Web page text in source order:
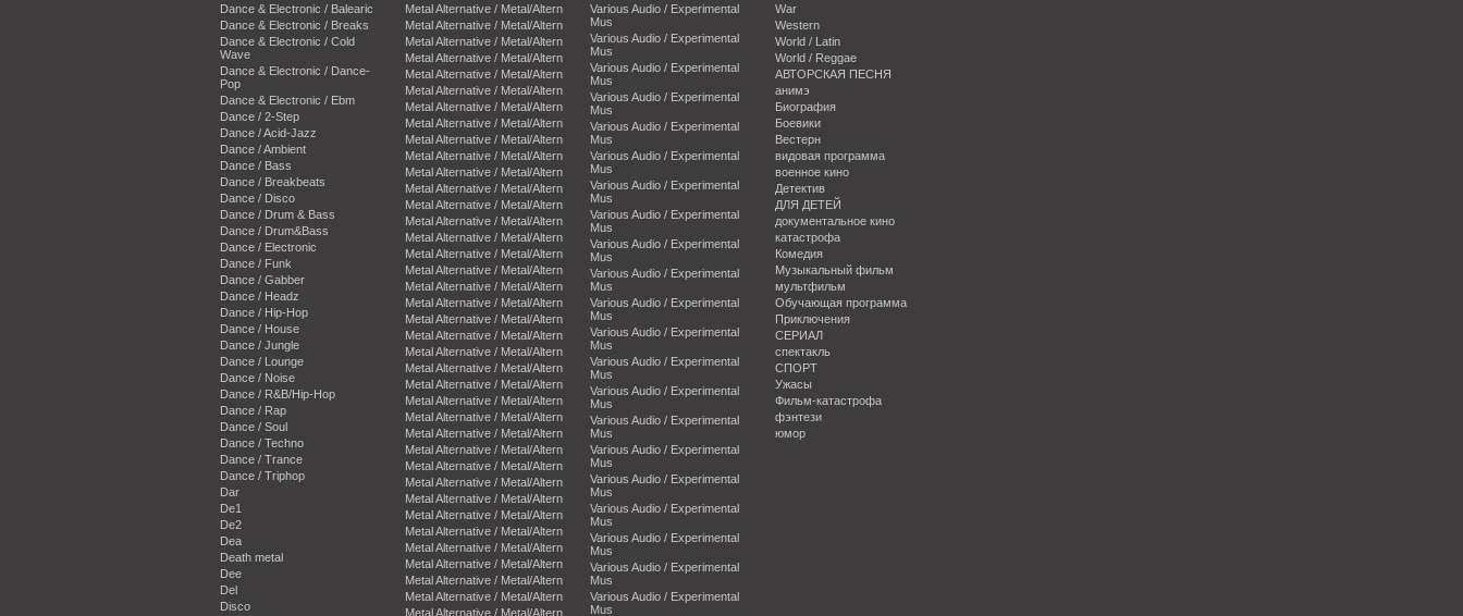
Dance & Electronic / Balearic
Dance & Electronic / Breaks
Dance & Electronic / Cold
Wave
Dance & Electronic / Dance-
Pop
Dance & Electronic / Ebm
Dance / 2-Step
Dance / Acid-Jazz
Dance / Ambient
Dance / Bass
Dance / Breakbeats
Dance / Disco
Dance / Drum & Bass
Dance / Drum&Bass
Dance / Electronic
Dance / Funk
Dance / Gabber
Dance / Headz
Dance / Hip-Hop
Dance / House
Dance / Jungle
Dance / Lounge
Dance / Noise
Dance / R&B/Hip-Hop
Dance / Rap
Dance / Soul
Dance / Techno
Dance / Trance
Dance / Triphop
Dar
De1
De2
Dea
Death metal
Dee
Del
Disco
Metal Alternative / Metal/Altern
Metal Alternative / Metal/Altern
Metal Alternative / Metal/Altern
Metal Alternative / Metal/Altern
Metal Alternative / Metal/Altern
Metal Alternative / Metal/Altern
Metal Alternative / Metal/Altern
Metal Alternative / Metal/Altern
Metal Alternative / Metal/Altern
Metal Alternative / Metal/Altern
Metal Alternative / Metal/Altern
Metal Alternative / Metal/Altern
Metal Alternative / Metal/Altern
Metal Alternative / Metal/Altern
Metal Alternative / Metal/Altern
Metal Alternative / Metal/Altern
Metal Alternative / Metal/Altern
Metal Alternative / Metal/Altern
Metal Alternative / Metal/Altern
Metal Alternative / Metal/Altern
Metal Alternative / Metal/Altern
Metal Alternative / Metal/Altern
Metal Alternative / Metal/Altern
Metal Alternative / Metal/Altern
Metal Alternative / Metal/Altern
Metal Alternative / Metal/Altern
Metal Alternative / Metal/Altern
Metal Alternative / Metal/Altern
Metal Alternative / Metal/Altern
Metal Alternative / Metal/Altern
Metal Alternative / Metal/Altern
Metal Alternative / Metal/Altern
Metal Alternative / Metal/Altern
Metal Alternative / Metal/Altern
Metal Alternative / Metal/Altern
Metal Alternative / Metal/Altern
Metal Alternative / Metal/Altern
Metal Alternative / Metal/Altern
Various Audio / Experimental
Mus
Various Audio / Experimental
Mus
Various Audio / Experimental
Mus
Various Audio / Experimental
Mus
Various Audio / Experimental
Mus
Various Audio / Experimental
Mus
Various Audio / Experimental
Mus
Various Audio / Experimental
Mus
Various Audio / Experimental
Mus
Various Audio / Experimental
Mus
Various Audio / Experimental
Mus
Various Audio / Experimental
Mus
Various Audio / Experimental
Mus
Various Audio / Experimental
Mus
Various Audio / Experimental
Mus
Various Audio / Experimental
Mus
Various Audio / Experimental
Mus
Various Audio / Experimental
Mus
Various Audio / Experimental
Mus
Various Audio / Experimental
Mus
Various Audio / Experimental
Mus
War
Western
World / Latin
World / Reggae
АВТОРСКАЯ ПЕСНЯ
анимэ
Биография
Боевики
Вестерн
видовая программа
военное кино
Детектив
ДЛЯ ДЕТЕЙ
документальное кино
катастрофа
Комедия
Музыкальный фильм
мультфильм
Обучающая программа
Приключения
СЕРИАЛ
спектакль
СПОРТ
Ужасы
Фильм-катастрофа
фэнтези
юмор